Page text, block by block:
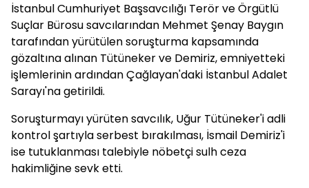
İstanbul Cumhuriyet Başsavcılığı Terör ve Örgütlü
Suçlar Bürosu savcılarından Mehmet Şenay Baygın
tarafından yürütülen soruşturma kapsamında
gözaltına alınan Tütüneker ve Demiriz, emniyetteki
işlemlerinin ardından Çağlayan'daki İstanbul Adalet
Sarayı'na getirildi.
Soruşturmayı yürüten savcılık, Uğur Tütüneker'i adli
kontrol şartıyla serbest bırakılması, İsmail Demiriz'i
ise tutuklanması talebiyle nöbetçi sulh ceza
hakimliğine sevk etti.